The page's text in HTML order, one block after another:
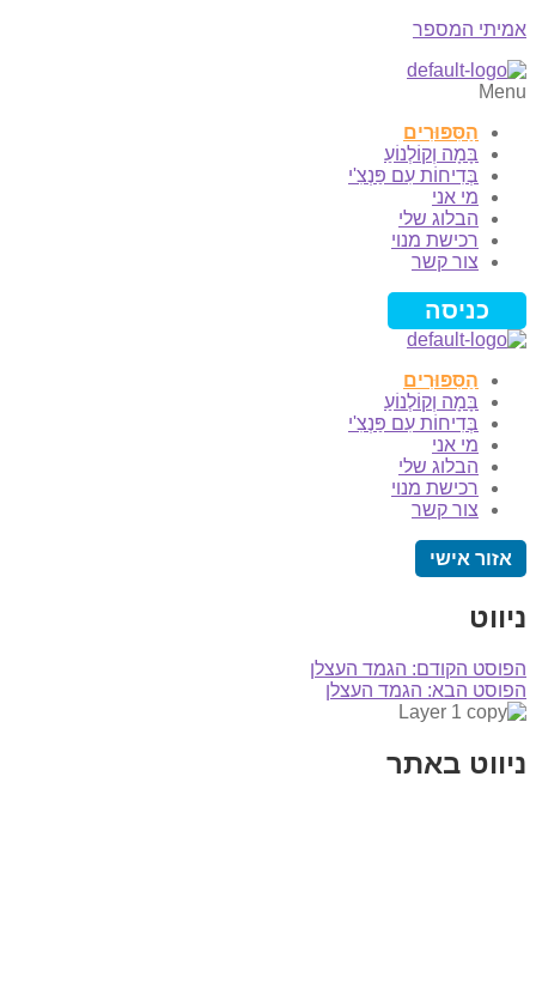
אמיתי המספר
Menu
הַסִּפּוּרִים
בָּמָה וְקוֹלְנוֹעַ
בְּדִיחוֹת עִם פַּנְצִ'י
מי אני
הבלוג שלי
רכישת מנוי
צור קשר
כניסה
הַסִּפּוּרִים
בָּמָה וְקוֹלְנוֹעַ
בְּדִיחוֹת עִם פַּנְצִ'י
מי אני
הבלוג שלי
רכישת מנוי
צור קשר
אזור אישי
ניווט
הפוסט הקודם: הגמד העצלן
הפוסט הבא: הגמד העצלן
ניווט באתר